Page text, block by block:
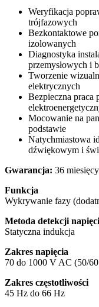
Weryfikacja
trójfazowych
Bezkontaktowe
izolowanych
Diagnostyka
przemysłowych i
Tworzenie
elektrycznych
Bezpieczna praca
Mocowanie na
podstawie
Natychmiastowa
dźwiękowym i
Gwarancja: 36 miesięcy
Funkcja
Wykrywanie fazy
Metoda detekcji
Statyczna indukcja
Zakres napięcia
70 do 1000 V AC (50/
Zakres częstotliwości
45 Hz do 66 Hz